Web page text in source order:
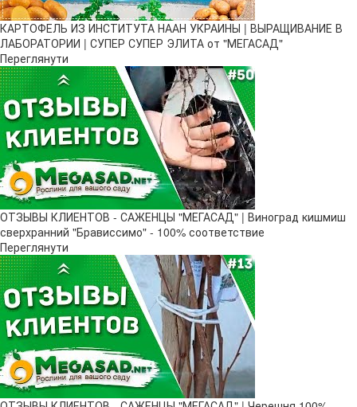
КАРТОФЕЛЬ ИЗ ИНСТИТУТА НААН УКРАИНЫ | ВЫРАЩИВАНИЕ В
ЛАБОРАТОРИИ | СУПЕР СУПЕР ЭЛИТА от "МЕГАСАД"
Переглянути
ОТЗЫВЫ КЛИЕНТОВ - САЖЕНЦЫ "МЕГАСАД" | Виноград кишмиш
сверхранний "Брависсимо" - 100% соответствие
Переглянути